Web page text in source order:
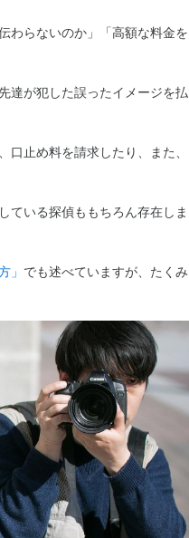
わらないのか」「高額な料金を
達が犯した誤ったイメージを払
止め料を請求したり、また、
ている探偵ももちろん存在しま
」 でも述べていますが、たくみ